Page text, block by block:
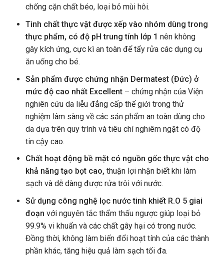
chống cặn chất béo, loại bỏ mùi hôi.
Tinh chất thực vật được xếp vào nhóm dùng trong
thực phẩm, có độ pH trung tính lớp 1 nên không
gây kích ứng, cực kì an toàn để tẩy rửa các dụng cụ
ăn uống cho bé.
Sản phẩm được chứng nhận Dermatest (Đức) ở
mức độ cao nhất Excellent – chứng nhận của Viện
nghiên cứu da liễu đẳng cấp thế giới trong thử
nghiệm lâm sàng về các sản phẩm an toàn dùng cho
da dựa trên quy trình và tiêu chí nghiêm ngặt có độ
tin cậy cao.
Chất hoạt động bề mặt có nguồn gốc thực vật cho
khả năng tạo bọt cao, thuận lợi nhận biết khi làm
sạch và dễ dàng được rửa trôi với nước.
Sử dụng công nghệ lọc nước tinh khiết R.O 5 giai
đoạn với nguyên tắc thẩm thấu ngược giúp loại bỏ
99.9% vi khuẩn và các chất gây hại có trong nước.
Đồng thời, không làm biến đổi hoạt tính của các thành
phần khác, tăng hiệu quả làm sạch tối đa.